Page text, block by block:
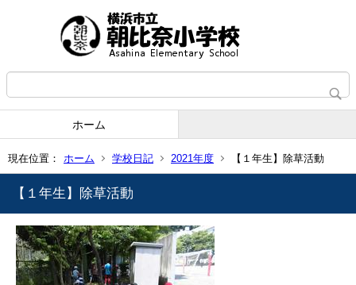
ホーム
現在位置： ホーム 学校日記 2021年度 【１年生】除草活動
【１年生】除草活動